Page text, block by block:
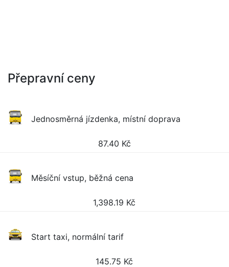
Přepravní ceny
Jednosměrná jízdenka, místní doprava
87.40 Kč
Měsíční vstup, běžná cena
1,398.19 Kč
Start taxi, normální tarif
145.75 Kč